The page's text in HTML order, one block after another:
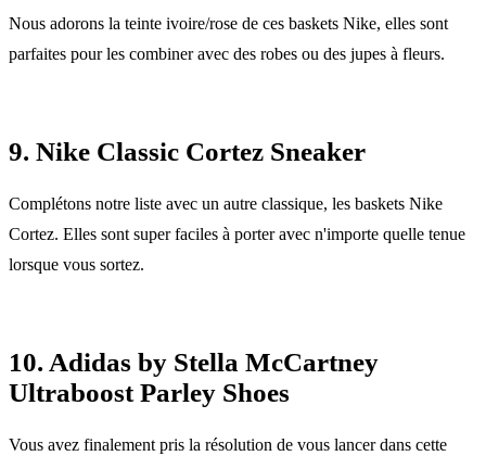
Nous adorons la teinte ivoire/rose de ces baskets Nike, elles sont
parfaites pour les combiner avec des robes ou des jupes à fleurs.
9. Nike Classic Cortez Sneaker
Complétons notre liste avec un autre classique, les baskets Nike
Cortez. Elles sont super faciles à porter avec n'importe quelle tenue
lorsque vous sortez.
10. Adidas by Stella McCartney
Ultraboost Parley Shoes
Vous avez finalement pris la résolution de vous lancer dans cette